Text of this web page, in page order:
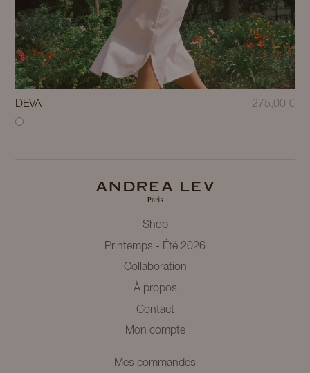
DEVA 275,00 €
Shop
Printemps - Été 2026
Collaboration
À propos
Contact
Mon compte
Mes commandes